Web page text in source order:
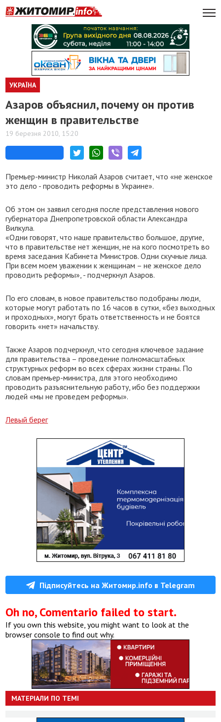
УКРАЇНА
Азаров объяснил, почему он против
женщин в правительстве
19 березня 2010, 15:20
Премьер-министр Николай Азаров считает, что «не женское
это дело - проводить реформы в Украине».
Об этом он заявил сегодня после представления нового
губернатора Днепропетровской области Александра
Вилкула.
«Одни говорят, что наше правительство большое, другие,
что в правительстве нет женщин, не на кого посмотреть во
время заседания Кабинета Министров. Одни скучные лица.
При всем моем уважении к женщинам – не женское дело
проводить реформы», - подчеркнул Азаров.
По его словам, в новое правительство подобраны люди,
которые могут работать по 16 часов в сутки, «без выходных
и проходных», могут брать ответственность и не боятся
говорить «нет» начальству.
Также Азаров подчеркнул, что сегодня ключевое задание
для правительства – проведение полномасштабных
структурных реформ во всех сферах жизни страны. По
словам премьер-министра, для этого необходимо
проводить разъяснительную работу, ибо без поддержки
людей «мы не проведем реформы».
Левый берег
Підписуйтесь на Житомир.info в Telegram
Oh no, Comentario failed to start.
If you own this website, you might want to look at the
browser console to find out why.
МАТЕРІАЛИ ПО ТЕМІ